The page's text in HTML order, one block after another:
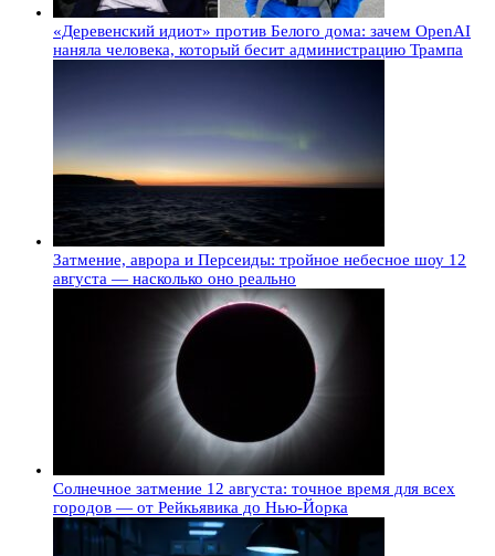
«Деревенский идиот» против Белого дома: зачем OpenAI
наняла человека, который бесит администрацию Трампа
Затмение, аврора и Персеиды: тройное небесное шоу 12
августа — насколько оно реально
Солнечное затмение 12 августа: точное время для всех
городов — от Рейкьявика до Нью-Йорка